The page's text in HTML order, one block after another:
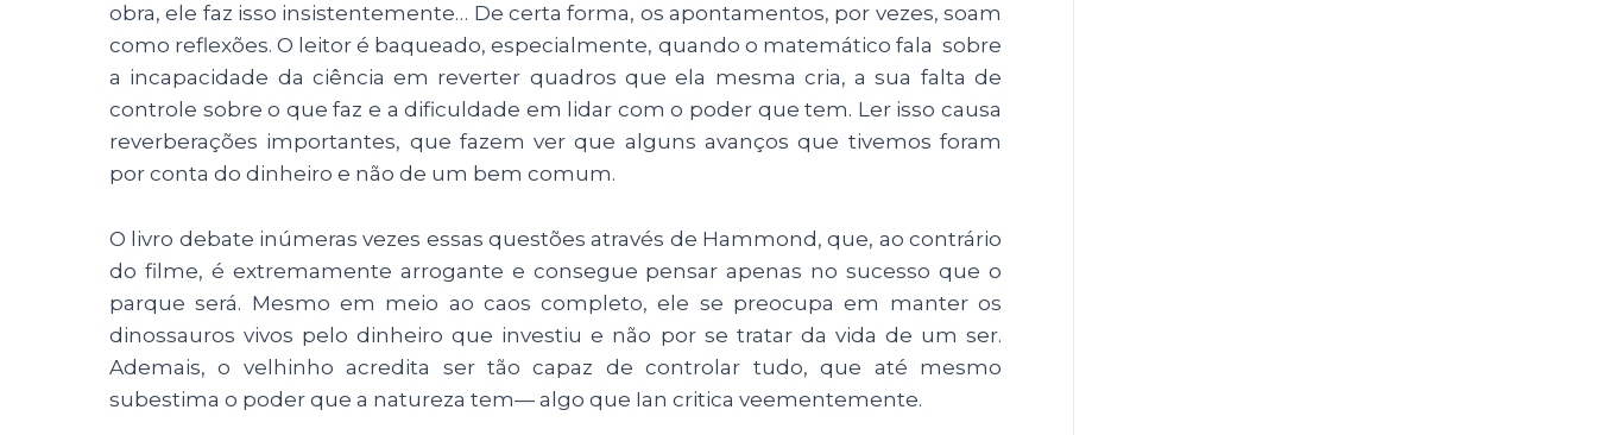
obra, ele faz isso insistentemente… De certa forma, os apontamentos, por vezes, soam
como reflexões. O leitor é baqueado, especialmente, quando o matemático fala sobre
a incapacidade da ciência em reverter quadros que ela mesma cria, a sua falta de
controle sobre o que faz e a dificuldade em lidar com o poder que tem. Ler isso causa
reverberações importantes, que fazem ver que alguns avanços que tivemos foram
por conta do dinheiro e não de um bem comum.
O livro debate inúmeras vezes essas questões através de Hammond, que, ao contrário
do filme, é extremamente arrogante e consegue pensar apenas no sucesso que o
parque será. Mesmo em meio ao caos completo, ele se preocupa em manter os
dinossauros vivos pelo dinheiro que investiu e não por se tratar da vida de um ser.
Ademais, o velhinho acredita ser tão capaz de controlar tudo, que até mesmo
subestima o poder que a natureza tem— algo que Ian critica veementemente.